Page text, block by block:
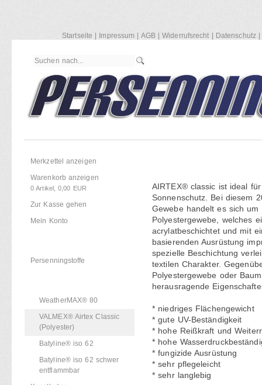
Startseite Impressum AGB|Widerrufsrecht Datenschutz
Merkzettel anzeigen
Warenkorb anzeigen
0 Artikel,0,00 EUR
Zur Kasse gehen
Mein Konto
Persenningstoffe
WeatherMAX® 80
VALMEX® Airtex Classic
(Polyester)
Batyline® iso 62
Batyline® iso 62 schwer
entflammbar
AIRTEX® classic ist ideal
Sonnenschutz. Bei diesem
Gewebe handelt es sich um
Polyestergewebe, welches
acrylatbeschichtet und mit
basierenden Ausrüstung
spezielle Beschichtung
textilen Charakter.
Polyestergewebe oder
herausragende
* niedriges Flächengewicht
* gute UV-Beständigkeit
* hohe Reißkraft und
* hohe
* fungizide Ausrüstung
* sehr pflegeleicht
* sehr langlebig